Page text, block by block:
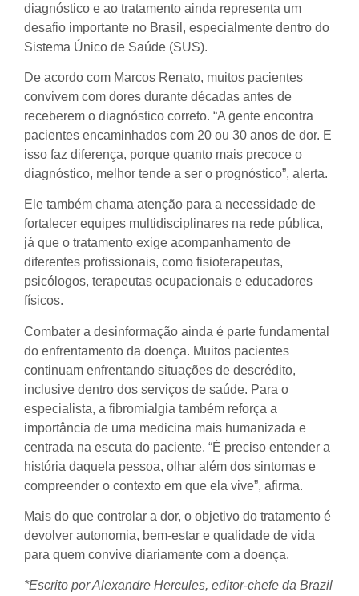
diagnóstico e ao tratamento ainda representa um
desafio importante no Brasil, especialmente dentro do
Sistema Único de Saúde (SUS).
De acordo com Marcos Renato, muitos pacientes
convivem com dores durante décadas antes de
receberem o diagnóstico correto. “A gente encontra
pacientes encaminhados com 20 ou 30 anos de dor. E
isso faz diferença, porque quanto mais precoce o
diagnóstico, melhor tende a ser o prognóstico”, alerta.
Ele também chama atenção para a necessidade de
fortalecer equipes multidisciplinares na rede pública,
já que o tratamento exige acompanhamento de
diferentes profissionais, como fisioterapeutas,
psicólogos, terapeutas ocupacionais e educadores
físicos.
Combater a desinformação ainda é parte fundamental
do enfrentamento da doença. Muitos pacientes
continuam enfrentando situações de descrédito,
inclusive dentro dos serviços de saúde. Para o
especialista, a fibromialgia também reforça a
importância de uma medicina mais humanizada e
centrada na escuta do paciente. “É preciso entender a
história daquela pessoa, olhar além dos sintomas e
compreender o contexto em que ela vive”, afirma.
Mais do que controlar a dor, o objetivo do tratamento é
devolver autonomia, bem-estar e qualidade de vida
para quem convive diariamente com a doença.
*Escrito por Alexandre Hercules, editor-chefe da Brazil